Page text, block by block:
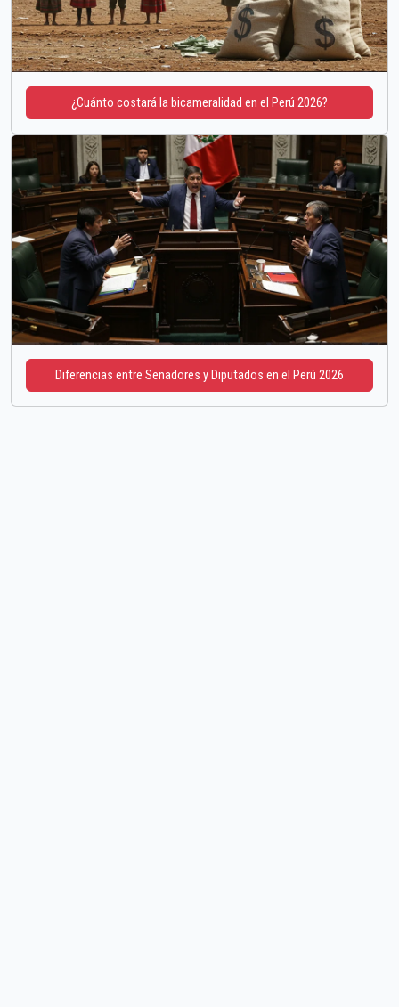
¿Cuánto costará la bicameralidad en el Perú 2026?
Diferencias entre Senadores y Diputados en el Perú 2026